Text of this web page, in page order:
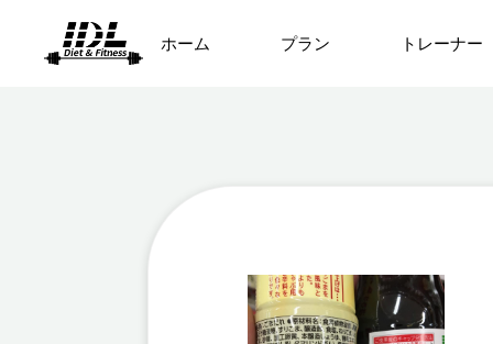
ホーム プラン トレーナー